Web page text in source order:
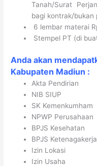
Tanah/Surat
bagi kontrak/bukan
6 lembar materai
Stempel PT (di
Anda akan
Kabupaten Madiun :
Akta Pendirian
NIB SIUP
SK Kemenkumham
NPWP Perusahaan
BPJS Kesehatan
BPJS
Izin Lokasi
Izin Usaha